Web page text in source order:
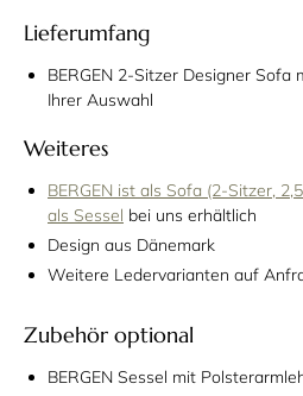
Lieferumfang
BERGEN 2-Sitzer Designer Sofa
Ihrer Auswahl
Weiteres
BERGEN ist als Sofa (2-Sitzer,
als Sessel bei uns erhältlich
Design aus Dänemark
Weitere Ledervarianten auf
Zubehör optional
BERGEN Sessel mit